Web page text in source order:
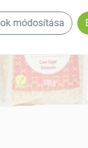
módosítása